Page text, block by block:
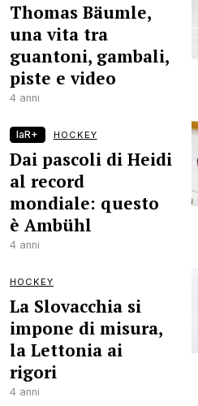
Thomas Bäumle,
una vita tra
guantoni, gambali,
piste e video
4 anni
laR+ HOCKEY
Dai pascoli di Heidi
al record
mondiale: questo
è Ambühl
4 anni
HOCKEY
La Slovacchia si
impone di misura,
la Lettonia ai
rigori
4 anni